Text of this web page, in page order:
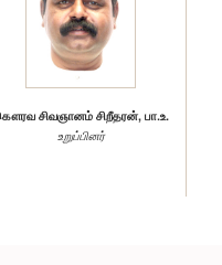
சிவஞானம் சிறீதரன், பா.உ.
உறுப்பினர்